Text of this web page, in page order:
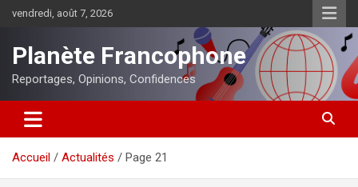
vendredi, août 7, 2026
Planète Francophone
Reportages, Opinions, Confidences
Accueil Actualités Page 21